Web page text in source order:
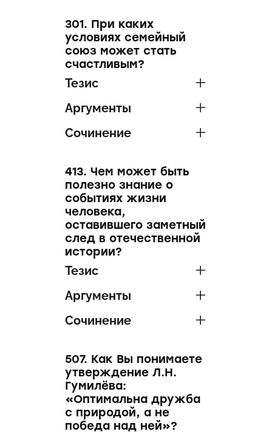
301. При каких
условиях семейный
союз может стать
счастливым?
Тезис
Аргументы
Сочинение
413. Чем может быть
полезно знание о
событиях жизни
человека,
оставившего заметный
след в отечественной
истории?
Тезис
Аргументы
Сочинение
507. Как Вы понимаете
утверждение Л.Н.
Гумилёва:
«Оптимальна дружба
с природой, а не
победа над ней»?